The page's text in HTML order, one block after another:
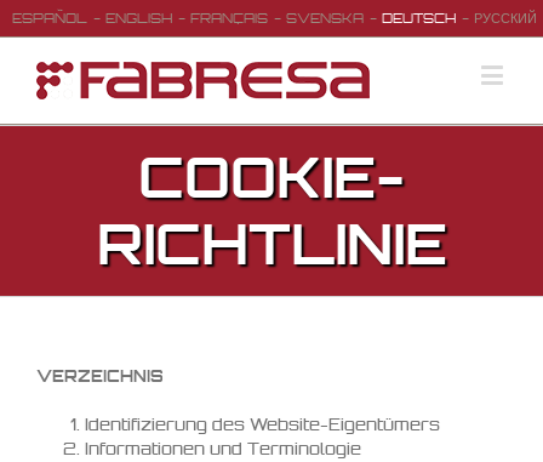
ESPAÑOL ENGLISH FRANÇAIS SVENSKA DEUTSCH РУССКИЙ
COOKIE-
RICHTLINIE
VERZEICHNIS
Identifizierung des Website-Eigentümers
Informationen und Terminologie